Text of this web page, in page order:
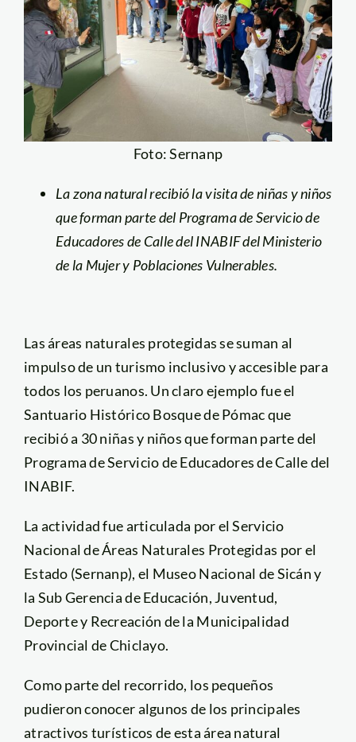
Foto: Sernanp
La zona natural recibió la visita de niñas y niños
que forman parte del Programa de Servicio de
Educadores de Calle del INABIF del Ministerio
de la Mujer y Poblaciones Vulnerables.
Las áreas naturales protegidas se suman al
impulso de un turismo inclusivo y accesible para
todos los peruanos. Un claro ejemplo fue el
Santuario Histórico Bosque de Pómac que
recibió a 30 niñas y niños que forman parte del
Programa de Servicio de Educadores de Calle del
INABIF.
La actividad fue articulada por el Servicio
Nacional de Áreas Naturales Protegidas por el
Estado (Sernanp), el Museo Nacional de Sicán y
la Sub Gerencia de Educación, Juventud,
Deporte y Recreación de la Municipalidad
Provincial de Chiclayo.
Como parte del recorrido, los pequeños
pudieron conocer algunos de los principales
atractivos turísticos de esta área natural